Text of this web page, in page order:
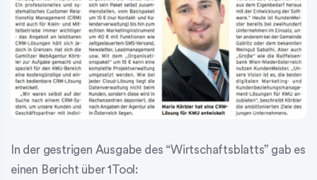
In der gestrigen Ausgabe des “Wirtschaftsblatts” gab es
einen Bericht über 1Tool: